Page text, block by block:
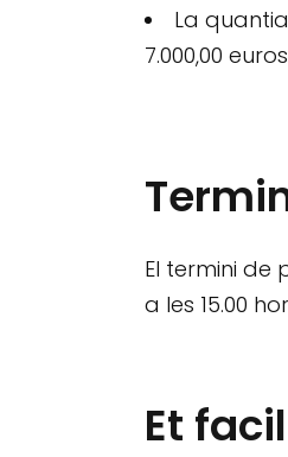
La
7.000,00
El termini de
a les 15.00
Et